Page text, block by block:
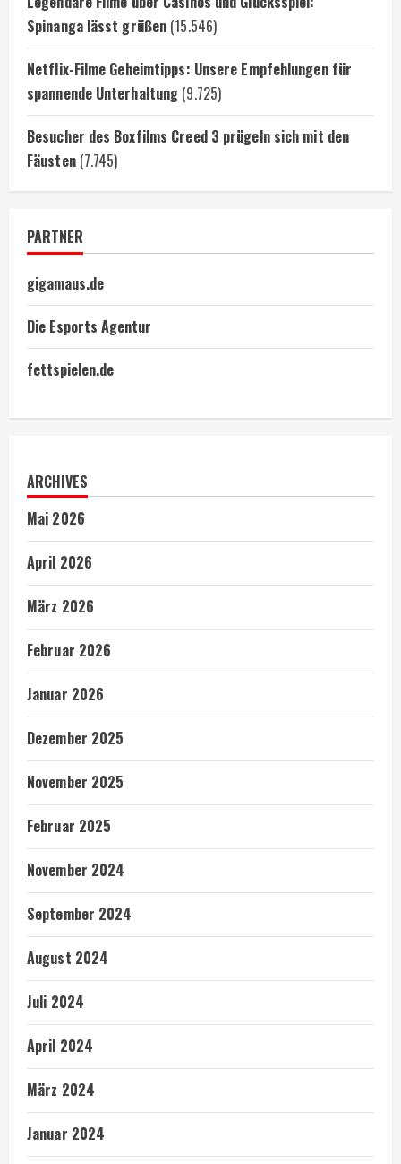
Spinanga lässt grüßen (15.546)
Netflix-Filme Geheimtipps: Unsere Empfehlungen für
spannende Unterhaltung (9.725)
Besucher des Boxfilms Creed 3 prügeln sich mit den
Fäusten (7.745)
PARTNER
gigamaus.de
Die Esports Agentur
fettspielen.de
ARCHIVES
Mai 2026
April 2026
März 2026
Februar 2026
Januar 2026
Dezember 2025
November 2025
Februar 2025
November 2024
September 2024
August 2024
Juli 2024
April 2024
März 2024
Januar 2024